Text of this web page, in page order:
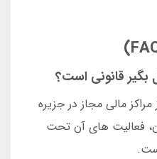
بگیر قانونی است؟
مراکز مالی مجاز در جزیره
فعالیت های آن تحت